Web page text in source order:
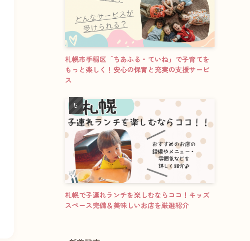
札幌市手稲区「ちあふる・ていね」で子育てを
もっと楽しく！安心の保育と充実の支援サービ
ス
札幌で子連れランチを楽しむならココ！キッズ
スペース完備＆美味しいお店を厳選紹介